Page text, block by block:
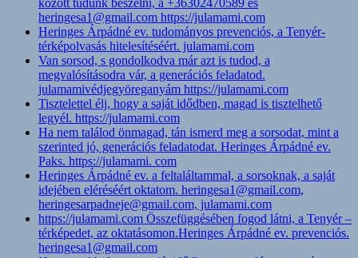
heringesa1@gmail.com https://julamami.com
Heringes Árpádné ev. tudományos prevenciós, a Tenyér-
térképolvasás hitelesítéséért. julamami.com
Van sorsod, s gondolkodva már azt is tudod, a
megvalósításodra vár, a generációs feladatod.
julamamivédjegyöreganyám https://julamami.com
Tisztelettel élj, hogy a saját idődben, magad is tisztelhető
legyél. https://julamami.com
Ha nem találod önmagad, tán ismerd meg a sorsodat, mint a
szerinted jó, generációs feladatodat. Heringes Árpádné ev.
Paks. https://julamami. com
Heringes Árpádné ev. a feltaláltammal, a sorsoknak, a saját
idejében eléréséért oktatom. heringesa1@gmail.com,
heringesarpadneje@gmail.com, julamami.com
https://julamami.com Összefüggésében fogod látni, a Tenyér –
térképedet, az oktatásomon.Heringes Árpádné ev. prevenciós.
heringesa1@gmail.com